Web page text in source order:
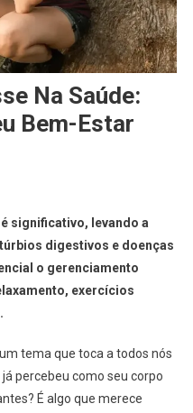
Na Saúde:
Bem-Estar
significativo, levando a
digestivos e doenças
o gerenciamento
exercícios
tema que toca a todos nós
percebeu como seu corpo
É algo que merece